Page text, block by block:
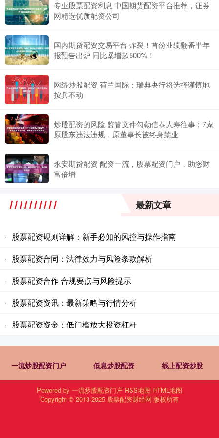
专业股票配资利息 中国期货配资平台推荐，证券
网精选优质配资公司
国内期货配资交易平台 炸裂！首份业绩翻番半年
报预告出炉 同比暴增超500%！
网络炒股配资 荷兰国际：瑞典央行将选择谨慎地
按兵不动
炒股配资的风险 监管文件勾勒信泰人寿往事：7家
原股东违法违规，原董事长被终身禁业
永安期货配资 配资一流，股票配资门户，助您财
富倍增
最新文章
· 股票配资规则详解：新手必知的风控与操作指南
· 股票配资合同：法律效力与风险条款解析
· 股票配资合作 合规要点与风险提示
· 股票配资资讯：最新策略与行情分析
· 股票配资资金：低门槛放大投资杠杆
一流炒股配资门户 低息炒股配资 线上配资炒股
Powered by 一流炒股配资门户 RSS地图 HTML地图
Copyright © 2013-2025 股票配资财经网 版权所有